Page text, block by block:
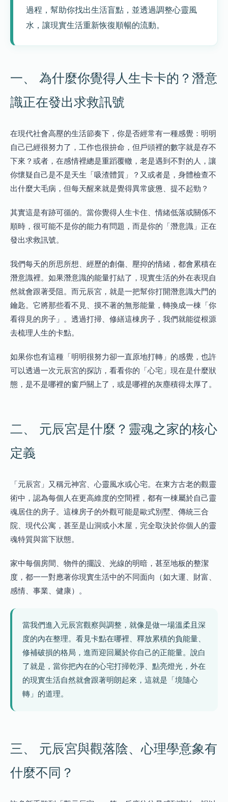
過程，幫助你找出生活盲點，並透過調整心靈風
水，讓現實生活重新恢復順暢的流動。
一、 為什麼你覺得人生卡卡的？潛意
識正在發出求救訊號
在現代社會高壓的生活節奏下，你是否經常有一種感覺：明明
自己已經很努力了，工作也很拚命，但戶頭裡的數字就是存不
下來？或者，在感情裡總是重蹈覆轍，老是遇到不對的人，讓
你懷疑自己是不是天生「吸渣體質」？又或者是，身體檢查不
出什麼大毛病，但每天醒來就是覺得異常疲憊、提不起勁？
其實這是有跡可循的。當你覺得人生卡住、情緒低落或關係不
順時，很可能不是你的能力有問題，而是你的「潛意識」正在
發出求救訊號。
我們每天的所思所想、經歷的創傷、壓抑的情緒，都會累積在
潛意識裡。如果潛意識的能量打結了，現實生活的外在表現自
然就會跟著受阻。而元辰宮，就是一把幫你打開潛意識大門的
鑰匙。它將那些看不見、摸不著的無形能量，轉換成一棟「你
看得見的房子」。透過打掃、修繕這棟房子，我們就能從根源
去梳理人生的卡點。
如果你也有這種「明明很努力卻一直原地打轉」的感覺，也許
可以透過一次元辰宮的探訪，看看你的「心宅」現在是什麼狀
態，是不是哪裡的窗戶關上了，或是哪裡的灰塵積得太厚了。
二、 元辰宮是什麼？靈魂之家的核心
定義
「元辰宮」又稱元神宮、心靈風水或心宅。在東方古老的觀靈
術中，認為每個人在更高維度的空間裡，都有一棟屬於自己靈
魂居住的房子。這棟房子的外觀可能是歐式別墅、傳統三合
院、現代公寓，甚至是山洞或小木屋，完全取決於你個人的靈
魂特質與當下狀態。
家中每個房間、物件的擺設、光線的明暗，甚至地板的整潔
度，都一一對應著你現實生活中的不同面向（如大運、財富、
感情、事業、健康）。
當我們進入元辰宮觀察與調整，就像是做一場溫柔且深
度的內在整理。看見卡點在哪裡、釋放累積的負能量、
修補破損的格局，進而迎回屬於你自己的正能量。說白
了就是，當你把內在的心宅打掃乾淨、點亮燈光，外在
的現實生活自然就會跟著明朗起來，這就是「境隨心
轉」的道理。
三、 元辰宮與觀落陰、心理學意象有
什麼不同？